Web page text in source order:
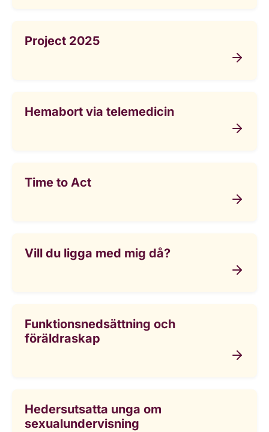
Project 2025
Hemabort via telemedicin
Time to Act
Vill du ligga med mig då?
Funktionsnedsättning och
föräldraskap
Hedersutsatta unga om
sexualundervisning